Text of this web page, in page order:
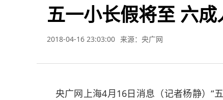
五一小长假将至 六
2018-04-16 23:03:00 来源：央广网
央广网上海4月16日消息（记者杨静）“五